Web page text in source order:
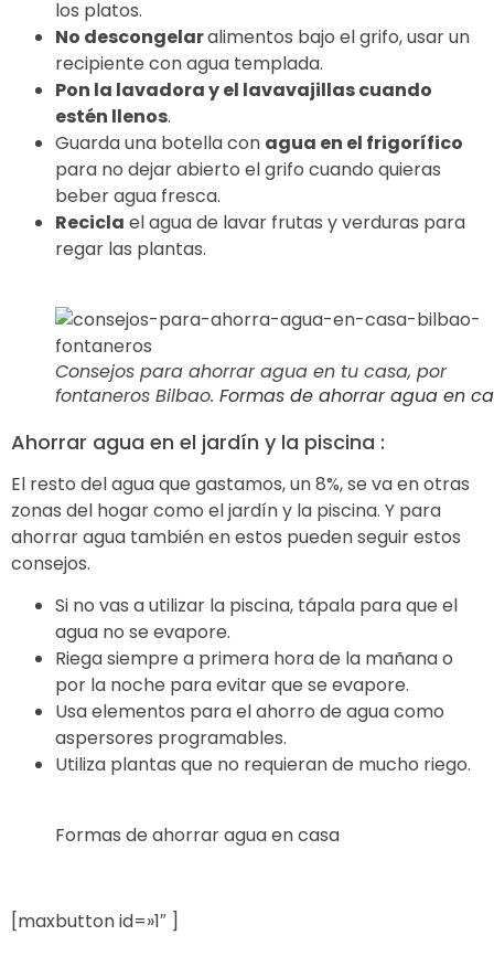
los platos.
No descongelaralimentos bajo el grifo, usar un
recipiente con agua templada.
Pon la lavadora y el lavavajillas cuando
estén llenos.
Guarda una botella con agua en el frigorífico
para no dejar abierto el grifo cuando quieras
beber agua fresca.
Recicla el agua de lavar frutas y verduras para
regar las plantas.
Consejos para ahorrar agua en tu casa, por
fontaneros Bilbao. Formas de ahorrar agua en
Ahorrar agua en el jardín y la piscina :
El resto del agua que gastamos, un 8%, se va en otras
zonas del hogar como el jardín y la piscina. Y para
ahorrar agua también en estos pueden seguir estos
consejos.
Si no vas a utilizar la piscina, tápala para que el
agua no se evapore.
Riega siempre a primera hora de la mañana o
por la noche para evitar que se evapore.
Usa elementos para el ahorro de agua como
aspersores programables.
Utiliza plantas que no requieran de mucho riego.
Formas de ahorrar agua en casa
[maxbutton id=»1″ ]